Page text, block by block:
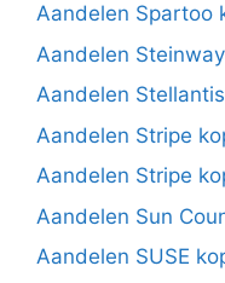
Aandelen Spartoo
Aandelen
Aandelen
Aandelen Stripe
Aandelen Stripe
Aandelen Sun
Aandelen SUSE